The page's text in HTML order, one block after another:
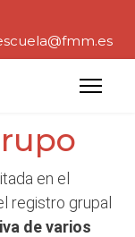
en el
registro grupal
de varios